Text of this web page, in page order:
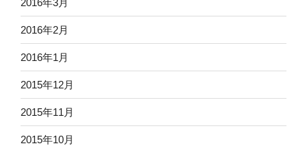
2016年2月
2016年1月
2015年12月
2015年11月
2015年10月